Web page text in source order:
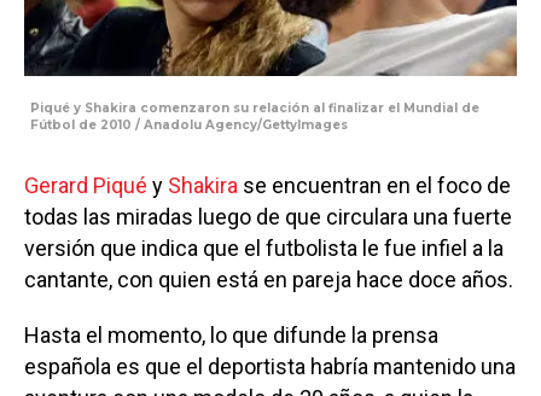
Piqué y Shakira comenzaron su relación al finalizar el Mundial de
Fútbol de 2010 / Anadolu Agency/GettyImages
Gerard Piqué y Shakira se encuentran en el foco de
todas las miradas luego de que circulara una fuerte
versión que indica que el futbolista le fue infiel a la
cantante, con quien está en pareja hace doce años.
Hasta el momento, lo que difunde la prensa
española es que el deportista habría mantenido una